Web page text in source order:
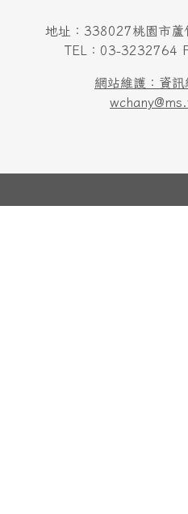
地址：338027桃園市蘆
TEL：03-3232764
網站維護：資訊